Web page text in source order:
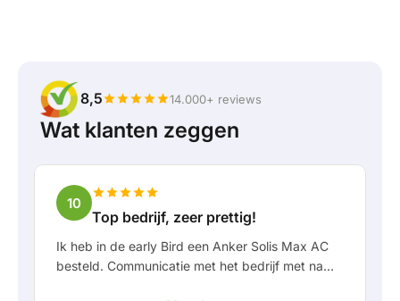
8,5 14.000+ reviews
Wat klanten zeggen
10
Top bedrijf, zeer prettig!
Ik heb in de early Bird een Anker Solis Max AC
besteld. Communicatie met het bedrijf met name